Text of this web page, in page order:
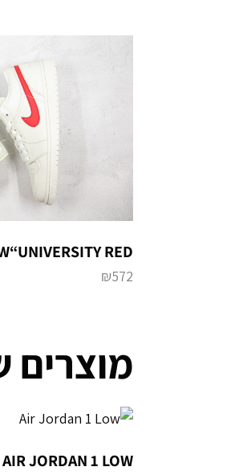
RED”
₪572
מוצרים
AIR JORDAN 1 LOW